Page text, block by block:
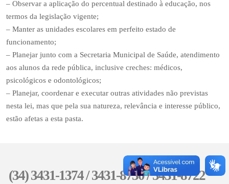
– Observar a aplicação do percentual destinado à educação, nos
termos da legislação vigente;
– Manter as unidades escolares em perfeito estado de
funcionamento;
– Planejar junto com a Secretaria Municipal de Saúde, atendimento
aos alunos da rede pública, inclusive creches: médicos,
psicológicos e odontológicos;
– Planejar, coordenar e executar outras atividades não previstas
nesta lei, mas que pela sua natureza, relevância e interesse público,
estão afetas a esta pasta.
(34) 3431-1374 / 3431-8730 / 3431-8722